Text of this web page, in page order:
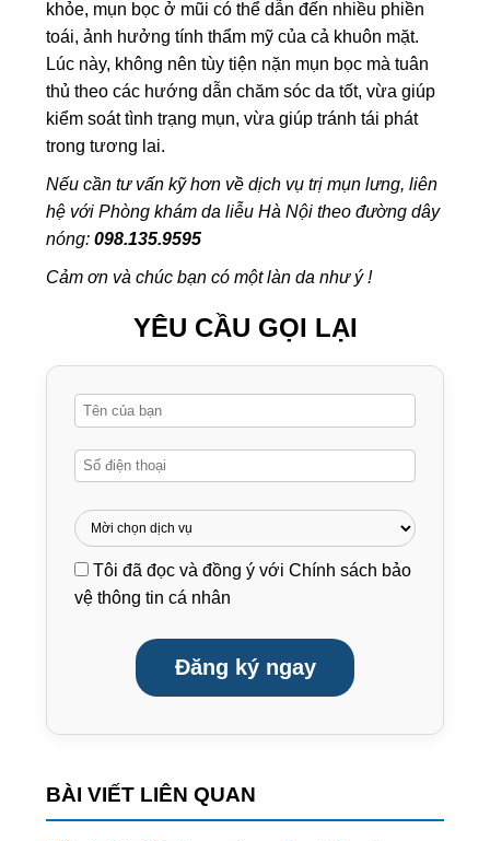
khỏe, mụn bọc ở mũi có thể dẫn đến nhiều phiền
toái, ảnh hưởng tính thẩm mỹ của cả khuôn mặt.
Lúc này, không nên tùy tiện nặn mụn bọc mà tuân
thủ theo các hướng dẫn chăm sóc da tốt, vừa giúp
kiểm soát tình trạng mụn, vừa giúp tránh tái phát
trong tương lai.
Nếu cần tư vấn kỹ hơn về dịch vụ trị mụn lưng, liên
hệ với Phòng khám da liễu Hà Nội theo đường dây
nóng:098.135.9595
Cảm ơn và chúc bạn có một làn da như ý !
YÊU CẦU GỌI LẠI
Tôi đã đọc và đồng ý vớiChính sách bảo
vệ thông tin cá nhân
Đăng ký ngay
BÀI VIẾT LIÊN QUAN